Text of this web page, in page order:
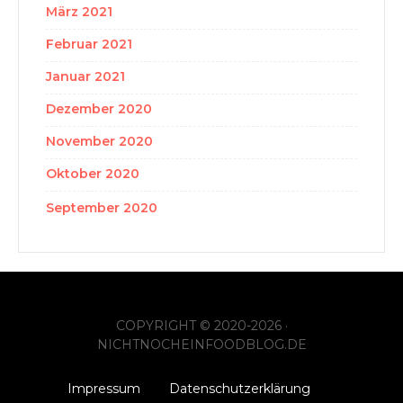
März 2021
Februar 2021
Januar 2021
Dezember 2020
November 2020
Oktober 2020
September 2020
COPYRIGHT © 2020-2026 ·
NICHTNOCHEINFOODBLOG.DE
Impressum Datenschutzerklärung